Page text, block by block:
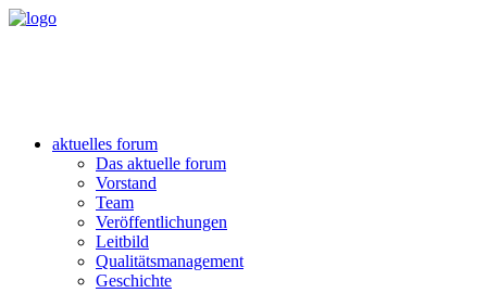
aktuelles forum
Das aktuelle forum
Vorstand
Team
Veröffentlichungen
Leitbild
Qualitätsmanagement
Geschichte